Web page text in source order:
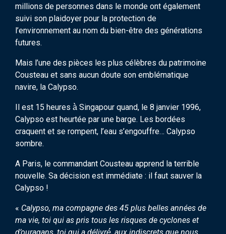
millions de personnes dans le monde ont également
suivi son plaidoyer pour la protection de
l’environnement au nom du bien-être des générations
futures.
Mais l’une des pièces les plus célèbres du patrimoine
Cousteau et sans aucun doute son emblématique
navire, la Calypso.
Il est 15 heures à̀ Singapour quand, le 8 janvier 1996,
Calypso est heurtée par une barge. Les bordées
craquent et se rompent, l’eau s’engouffre… Calypso
sombre.
A Paris, le commandant Cousteau apprend la terrible
nouvelle. Sa décision est immédiate : il faut sauver la
Calypso !
« Calypso, ma compagne des 45 plus belles années de
ma vie, toi qui as pris tous les risques de cyclones et
d’ouragans, toi qui a délivré́, aux indiscrets que nous